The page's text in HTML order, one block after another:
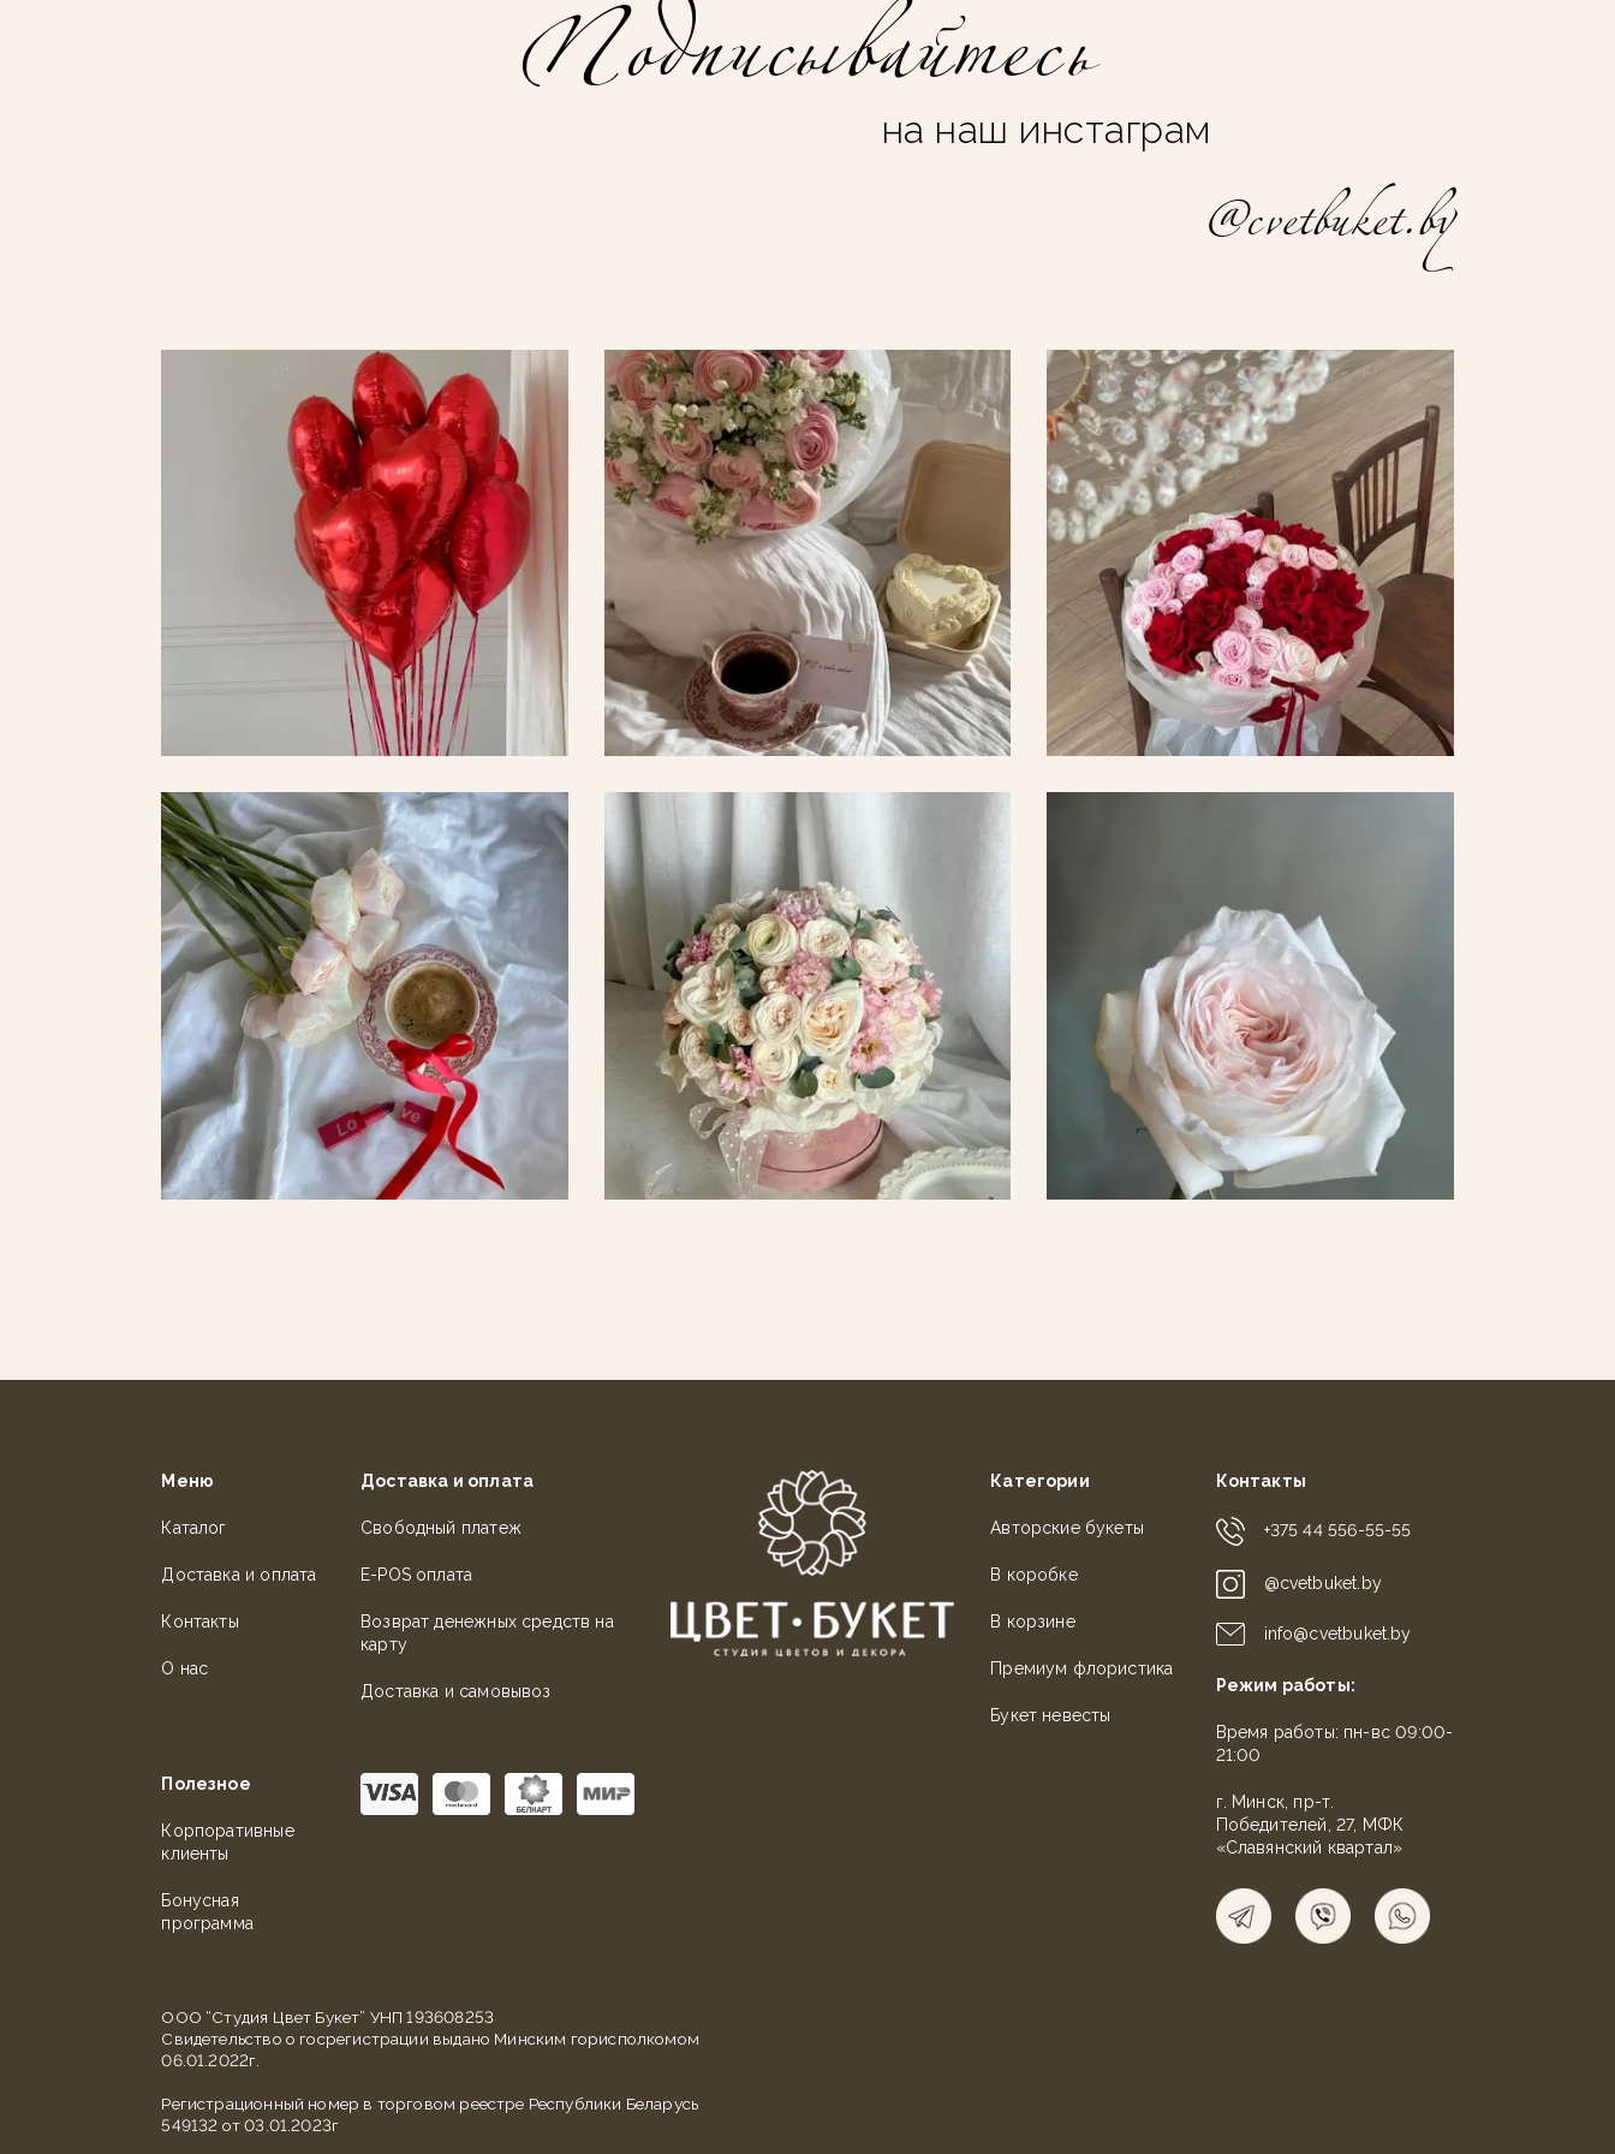
Подписывайтесь
на наш инстаграм
@cvetbuket.by
Меню
Каталог
Доставка и оплата
Контакты
О нас
Доставка и оплата
Свободный платеж
E-POS оплата
Возврат денежных средств на
карту
Доставка и самовывоз
Полезное
Корпоративные
клиенты
Бонусная
программа
Категории
Авторские букеты
В коробке
В корзине
Премиум флористика
Букет невесты
Контакты
+375 44 556-55-55
@cvetbuket.by
info@cvetbuket.by
Режим работы:
Время работы: пн-вс 09:00-
21:00
г. Минск, пр-т.
Победителей, 27, МФК
«Славянский квартал»
ООО “Студия Цвет Букет” УНП 193608253
Свидетельство о госрегистрации выдано Минским горисполкомом
06.01.2022г.
Регистрационный номер в торговом реестре Республики Беларусь
549132 от 03.01.2023г